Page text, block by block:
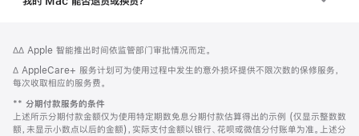
页
脚
注
脚
∆∆ Apple 智能推出时间依监管部门审批情况而定。
脚
注
∆ AppleCare+ 服务计划可为使用过程中发生的意外损坏提供不限次数的保修服务，
每次收取相应的服务费。
脚
注
** 分期付款服务的条件
上述所示分期付款金额仅为使用特定期数免息分期付款估算得出的示例 (仅显示整数数
额，未显示小数点以后的金额)，实际支付金额以银行、花呗或微信分付账单为准。上述分